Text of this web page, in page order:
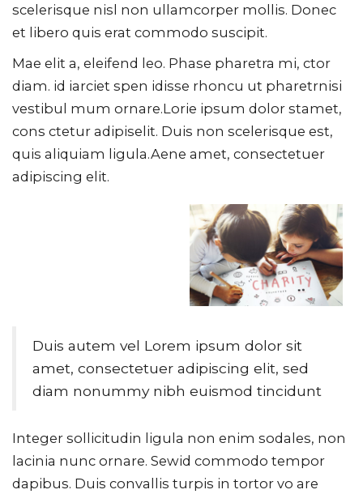
scelerisque nisl non ullamcorper mollis. Donec
et libero quis erat commodo suscipit.
Mae elit a, eleifend leo. Phase pharetra mi, ctor
diam. id iarciet spen idisse rhoncu ut pharetrnisi
vestibul mum ornare.Lorie ipsum dolor stamet,
cons ctetur adipiselit. Duis non scelerisque est,
quis aliquiam ligula.Aene amet, consectetuer
adipiscing elit.
Duis autem vel Lorem ipsum dolor sit
amet, consectetuer adipiscing elit, sed
diam nonummy nibh euismod tincidunt
Integer sollicitudin ligula non enim sodales, non
lacinia nunc ornare. Sewid commodo tempor
dapibus. Duis convallis turpis in tortor vo are